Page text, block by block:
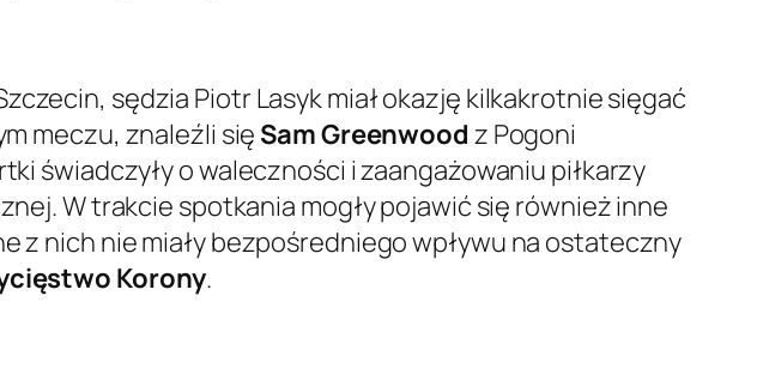
sędzia Piotr Lasyk miał okazję kilkakrotnie sięgać
meczu, znaleźli sięSam Greenwood z Pogoni
świadczyły o waleczności i zaangażowaniu piłkarzy
W trakcie spotkania mogły pojawić się również inne
z nich nie miały bezpośredniego wpływu na ostateczny
Korony.